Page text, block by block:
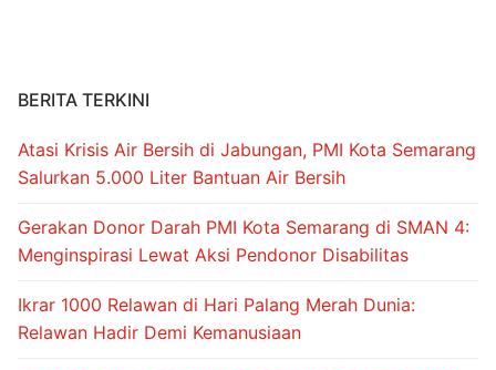
BERITA TERKINI
Atasi Krisis Air Bersih di Jabungan, PMI Kota Semarang
Salurkan 5.000 Liter Bantuan Air Bersih
Gerakan Donor Darah PMI Kota Semarang di SMAN 4:
Menginspirasi Lewat Aksi Pendonor Disabilitas
Ikrar 1000 Relawan di Hari Palang Merah Dunia:
Relawan Hadir Demi Kemanusiaan